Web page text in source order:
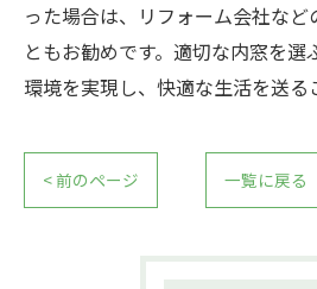
った場合は、リフォーム会社な
ともお勧めです。適切な内窓を選
環境を実現し、快適な生活を送る
< 前のページ 一覧に戻る